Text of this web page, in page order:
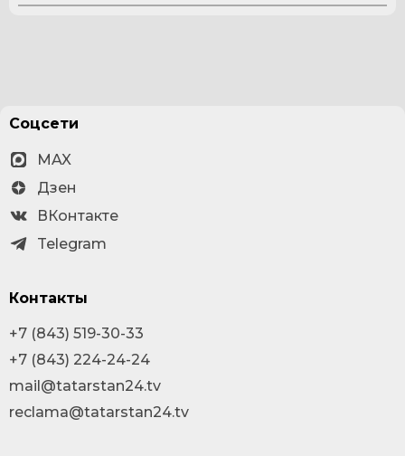
Соцсети
MAX
Дзен
ВКонтакте
Telegram
Контакты
+7 (843) 519-30-33
+7 (843) 224-24-24
mail@tatarstan24.tv
reclama@tatarstan24.tv